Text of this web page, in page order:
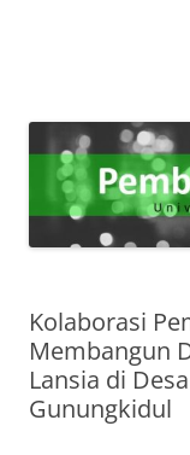
Kolaborasi
Membangun
Lansia di
Gunungkidul